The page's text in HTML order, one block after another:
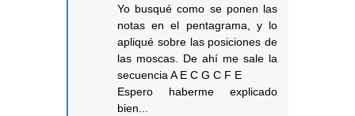
Yo busqué como se ponen las
notas en el pentagrama, y lo
apliqué sobre las posiciones de
las moscas. De ahí me sale la
secuencia A E C G C F E
Espero haberme explicado
bien...